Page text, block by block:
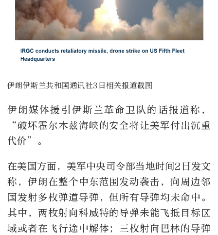
伊朗伊斯兰共和国通讯社3日相关报道截图
伊朗媒体援引伊斯兰革命卫队的话报道称，
“破坏霍尔木兹海峡的安全将让美军付出沉重
代价”。
在美国方面，美军中央司令部当地时间2日发文
称，伊朗在整个中东范围发动袭击，向周边邻
国发射多枚弹道导弹，但所有导弹均未命中。
其中，两枚射向科威特的导弹未能飞抵目标区
域或者在飞行途中解体；三枚射向巴林的导弹